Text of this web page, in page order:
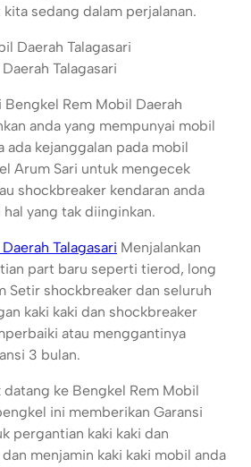
sedang dalam perjalanan.
Talagasari
Rem Mobil Daerah
anda yang mempunyai mobil
ada kejanggalan pada mobil
Arum Sari untuk mengecek
shockbreaker kendaran anda
yang tak diinginkan.
Talagasari Menjalankan
part baru seperti tierod, long
Setir shockbreaker dan seluruh
kaki kaki dan shockbreaker
atau menggantinya
3 bulan.
datang ke Bengkel Rem Mobil
ini memberikan Garansi
pergantian kaki kaki dan
menjamin kaki kaki mobil anda